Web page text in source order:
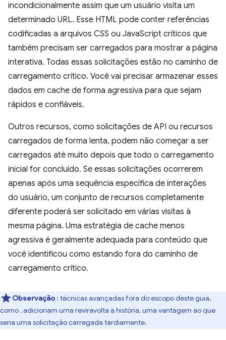
incondicionalmente assim que um usuário visita um
determinado URL. Esse HTML pode conter referências
codificadas a arquivos CSS ou JavaScript críticos que
também precisam ser carregados para mostrar a página
interativa. Todas essas solicitações estão no caminho de
carregamento crítico. Você vai precisar armazenar esses
dados em cache de forma agressiva para que sejam
rápidos e confiáveis.
Outros recursos, como solicitações de API ou recursos
carregados de forma lenta, podem não começar a ser
carregados até muito depois que todo o carregamento
inicial for concluído. Se essas solicitações ocorrerem
apenas após uma sequência específica de interações
do usuário, um conjunto de recursos completamente
diferente poderá ser solicitado em várias visitas à
mesma página. Uma estratégia de cache menos
agressiva é geralmente adequada para conteúdo que
você identificou como estando fora do caminho de
carregamento crítico.
Observação : técnicas avançadas fora do escopo deste guia,
como , adicionam uma reviravolta à história, uma vantagem ao que
seria uma solicitação carregada tardiamente.